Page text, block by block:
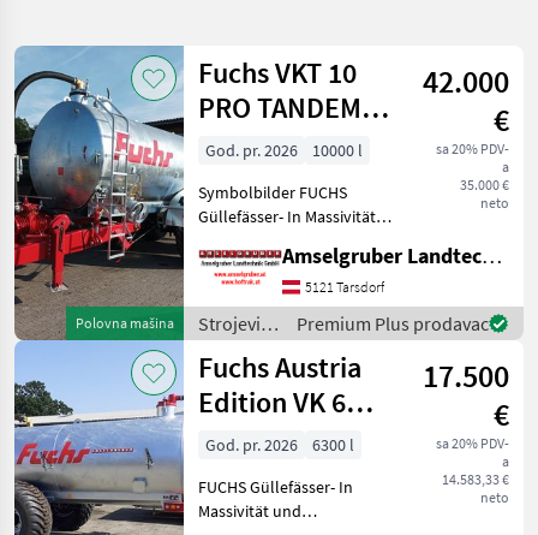
Polovna mašina
Fuchs VKT 10
PRO TANDEM
AUSTRIA
42.000
€
sa 20% PDV-
a
35.000 €
neto
God. pr. 2026
10000 l
Symbolbilder FUCHS
Güllefässer- In Massivität
unschlagbar! (Stärkste
Materialstärken + Beste
Materialen und Beste
Komponenten der
führenden TOP He
Amselgruber Landtechnik GmbH
5121 Tarsdorf
Strojevi
za
đubrenje,
gnojenje i
navodnjavanje
/ Fuchs
Premium Plus prodavac
Fuchs Austria
Edition VK 6
6300 Liter
Einachs TOP
17.500
€
sa 20% PDV-
a
14.583,33 €
neto
God. pr. 2026
6300 l
FUCHS Güllefässer- In
Massivität und